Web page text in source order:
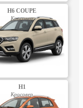
H6 COUPE
Кросовер
H1
Кросовер